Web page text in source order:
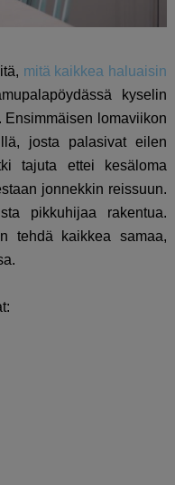
mitä kaikkea haluaisin
kyselin
lomaviikon
josta palasivat eilen
tajuta ettei kesäloma
jonnekkin reissuun.
pikkuhijaa rakentua.
tehdä kaikkea samaa,